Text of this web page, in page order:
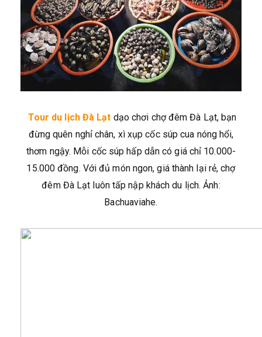
Tour du lịch Đà Lạt dạo chơi chợ đêm Đà Lạt, bạn
đừng quên nghỉ chân, xì xụp cốc súp cua nóng hổi,
thơm ngậy. Mỗi cốc súp hấp dẫn có giá chỉ 10.000-
15.000 đồng. Với đủ món ngon, giá thành lại rẻ, chợ
đêm Đà Lạt luôn tấp nập khách du lịch. Ảnh:
Bachuaviahe.